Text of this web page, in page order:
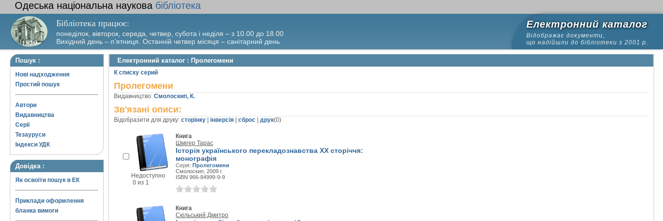
Одеська національна наукова бібліотека
Бібліотека працює:
понеділок, вівторок, середа, четвер, субота і неділя – з 10.00 до 18.00
Вихідний день – п’ятниця. Останній четвер місяця – санітарний день
Електронний каталог
Відображає документи,
що надійшли до бібліотеки з 2001 р.
Пошук :
Нові надходження
Простий пошук
Автори
Видавництва
Серії
Тезауруси
Індекси УДК
Довідка :
Як освоїти пошук в ЕК
Приклади оформлення
бланка вимоги
Електронний каталог : Пролегомени
К списку серий
Пролегомени
Видавництво: Смолоскип, К.
Зв'язані описи:
Відобразити для друку: сторінку інверсія сброс друк(0)
Недоступно
0 из 1
Книга
Шмігер Тарас
Історія українського перекладознавства XX сторіччя:
монографія
Серія: Пролегомени
Смолоскип, 2009 г.
ISBN 966-84999-9-9
Книга
Скільський Дмитро